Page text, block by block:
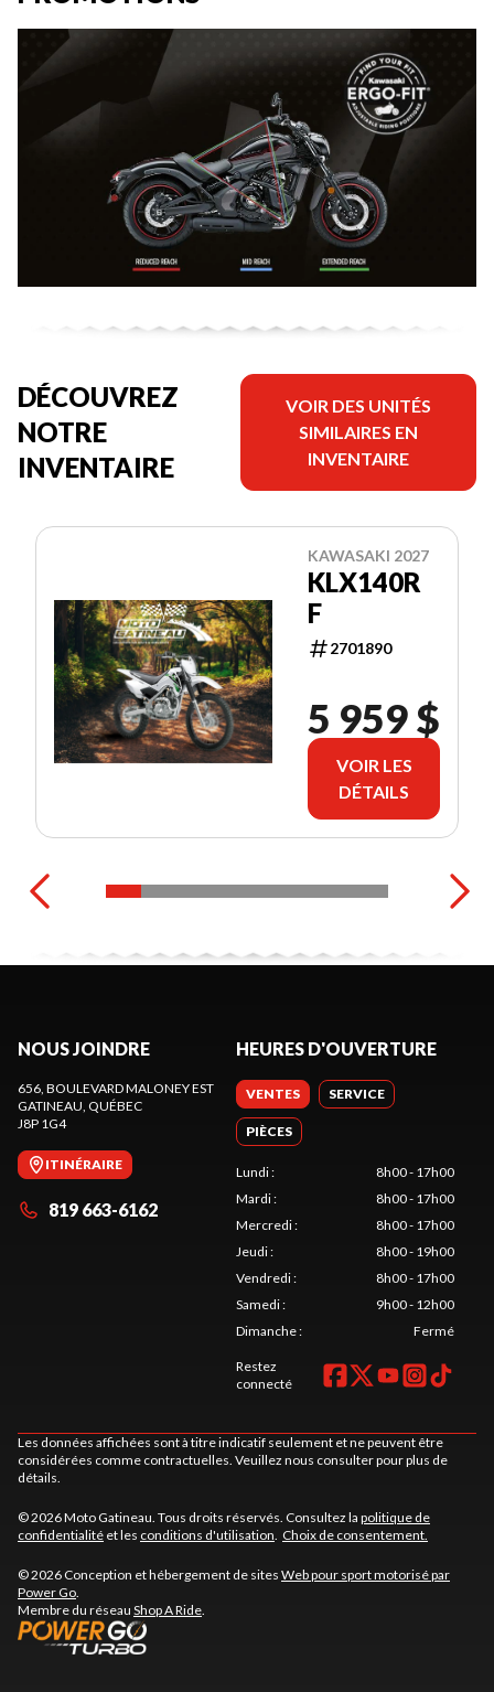
DÉCOUVREZ
NOTRE
INVENTAIRE
VOIR DES UNITÉS
SIMILAIRES EN
INVENTAIRE
KAWASAKI 2027
KLX140R
F
2701890
5 959 $
VOIR LES
DÉTAILS
NOUS JOINDRE
656, BOULEVARD MALONEY EST
GATINEAU , QUÉBEC
J8P 1G4
ITINÉRAIRE
819 663-6162
HEURES D'OUVERTURE
VENTES SERVICE
PIÈCES
Lundi:
8h00 - 17h00
Mardi:
8h00 - 17h00
Mercredi:
8h00 - 17h00
Jeudi:
8h00 - 19h00
Vendredi:
8h00 - 17h00
Samedi:
9h00 - 12h00
Dimanche: Fermé
Restez
connecté
Les données affichées sont à titre indicatif seulement et ne peuvent être
considérées comme contractuelles. Veuillez nous consulter pour plus de
détails.
© 2026 Moto Gatineau. Tous droits réservés. Consultez la politique de
confidentialité et les conditions d'utilisation Choix de consentement.
© 2026 Conception et hébergement de sites Web pour sport motorisé par
Power Go
Membre du réseau Shop A Ride